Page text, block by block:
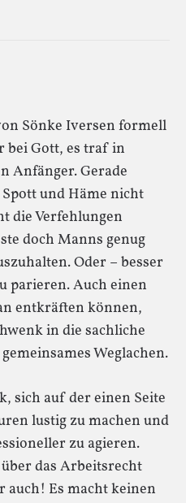
Sönke Iversen formell
bei Gott, es traf in
Anfänger. Gerade
und Häme nicht
die Verfehlungen
doch Manns genug
Oder – besser
parieren. Auch einen
entkräften können,
in die sachliche
Weglachen.
sich auf der einen Seite
lustig zu machen und
zu agieren.
das Arbeitsrecht
auch! Es macht keinen